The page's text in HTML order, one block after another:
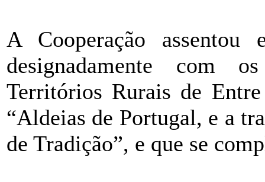
A Cooperação assentou
designadamente com
Territórios Rurais de
“Aldeias de Portugal, e a
de Tradição”, e que se